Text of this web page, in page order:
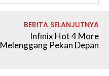
BERITA SELANJUTNYA
Infinix Hot 4 More
Melenggang Pekan Depan